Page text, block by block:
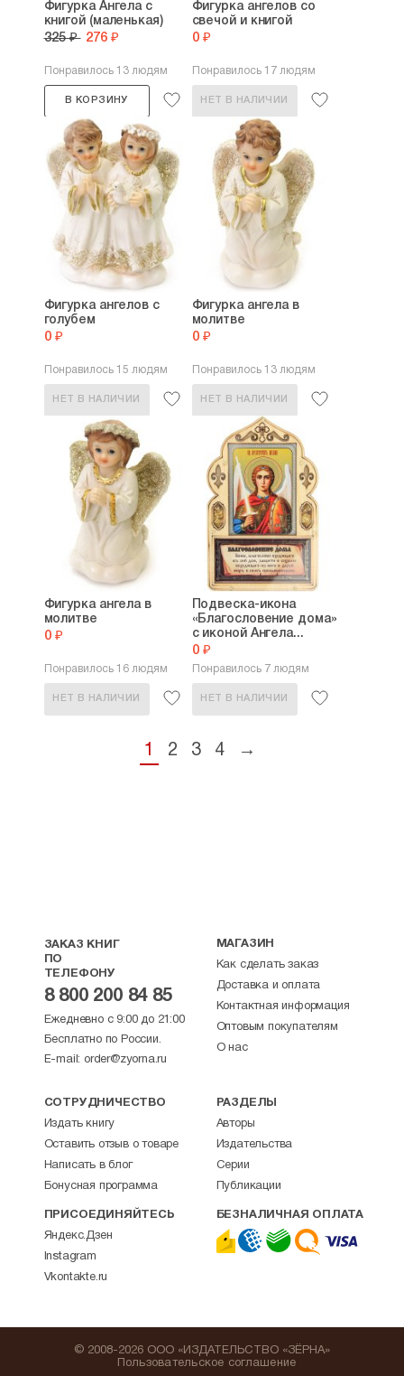
Фигурка Ангела с
книгой (маленькая)
325 ₽ 276 ₽
Понравилось 13 людям
В КОРЗИНУ
Фигурка ангелов со
свечой и книгой
0 ₽
Понравилось 17 людям
НЕТ В НАЛИЧИИ
Фигурка ангелов с
голубем
0 ₽
Понравилось 15 людям
НЕТ В НАЛИЧИИ
Фигурка ангела в
молитве
0 ₽
Понравилось 13 людям
НЕТ В НАЛИЧИИ
Фигурка ангела в
молитве
0 ₽
Понравилось 16 людям
НЕТ В НАЛИЧИИ
Подвеска-икона
«Благословение дома»
с иконой Ангела...
0 ₽
Понравилось 7 людям
НЕТ В НАЛИЧИИ
1 2 3 4 →
ЗАКАЗ КНИГ
ПО
ТЕЛЕФОНУ
8 800 200 84 85
Ежедневно с 9:00 до 21:00
Бесплатно по России.
E-mail: order@zyorna.ru
МАГАЗИН
Как сделать заказ
Доставка и оплата
Контактная информация
Оптовым покупателям
О нас
СОТРУДНИЧЕСТВО
Издать книгу
Оставить отзыв о товаре
Написать в блог
Бонусная программа
РАЗДЕЛЫ
Авторы
Издательства
Серии
Публикации
ПРИСОЕДИНЯЙТЕСЬ
Яндекс.Дзен
Instagram
Vkontakte.ru
БЕЗНАЛИЧНАЯ ОПЛАТА
© 2008-2026 ООО «ИЗДАТЕЛЬСТВО «ЗЁРНА»
Пользовательское соглашение